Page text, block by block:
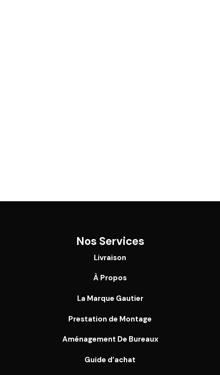
Nos Services
Livraison
À Propos
La Marque Gautier
Prestation de Montage
Aménagement De Bureaux
Guide d’achat